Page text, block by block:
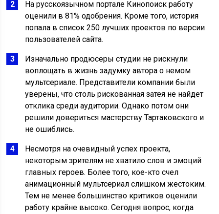
На русскоязычном портале Кинопоиск работу
оценили в 81% одобрения. Кроме того, история
попала в список 250 лучших проектов по версии
пользователей сайта.
Изначально продюсеры студии не рискнули
воплощать в жизнь задумку автора о немом
мультсериале. Представители компании были
уверены, что столь рискованная затея не найдет
отклика среди аудитории. Однако потом они
решили довериться мастерству Тартаковского и
не ошиблись.
Несмотря на очевидный успех проекта,
некоторым зрителям не хватило слов и эмоций
главных героев. Более того, кое-кто счел
анимационный мультсериал слишком жестоким.
Тем не менее большинство критиков оценили
работу крайне высоко. Сегодня вопрос, когда